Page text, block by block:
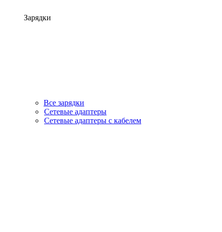
Зарядки
Все зарядки
Сетевые адаптеры
Сетевые адаптеры с кабелем